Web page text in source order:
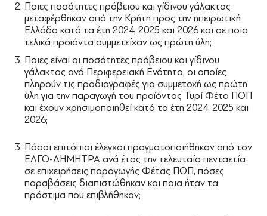
Ποιες ποσότητες πρόβειου και γίδινου γάλακτος
μεταφέρθηκαν από την Κρήτη προς την ηπειρωτική
Ελλάδα κατά τα έτη 2024, 2025 και 2026 και σε ποια
τελικά προϊόντα συμμετείχαν ως πρώτη ύλη;
Ποιες είναι οι ποσότητες πρόβειου και γίδινου
γάλακτος ανά Περιφερειακή Ενότητα, οι οποίες
πληρούν τις προδιαγραφές για συμμετοχή ως πρώτη
ύλη για την παραγωγή του προϊόντος Τυρί Φέτα ΠΟΠ
και έχουν χρησιμοποιηθεί κατά τα έτη 2024, 2025 και
2026;
Πόσοι επιτόπιοι έλεγχοι πραγματοποιήθηκαν από τον
ΕΛΓΟ-ΔΗΜΗΤΡΑ ανά έτος την τελευταία πενταετία
σε επιχειρήσεις παραγωγής Φέτας ΠΟΠ, πόσες
παραβάσεις διαπιστώθηκαν και ποια ήταν τα
πρόστιμα που επιβλήθηκαν;